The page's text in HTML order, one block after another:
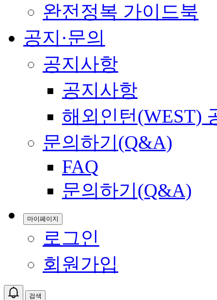
완전정복 가이드북
공지·문의
공지사항
공지사항
해외인턴(WEST)
문의하기(Q&A)
FAQ
문의하기(Q&A)
마이페이지
로그인
회원가입
검색